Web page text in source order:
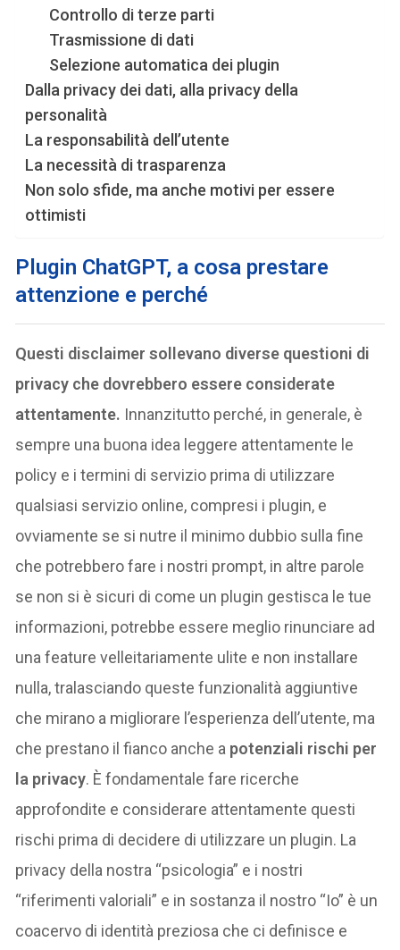
Controllo di terze parti
Trasmissione di dati
Selezione automatica dei plugin
Dalla privacy dei dati, alla privacy della
personalità
La responsabilità dell’utente
La necessità di trasparenza
Non solo sfide, ma anche motivi per essere
ottimisti
Plugin ChatGPT, a cosa prestare
attenzione e perché
Questi disclaimer sollevano diverse questioni di
privacy che dovrebbero essere considerate
attentamente. Innanzitutto perché, in generale, è
sempre una buona idea leggere attentamente le
policy e i termini di servizio prima di utilizzare
qualsiasi servizio online, compresi i plugin, e
ovviamente se si nutre il minimo dubbio sulla fine
che potrebbero fare i nostri prompt, in altre parole
se non si è sicuri di come un plugin gestisca le tue
informazioni, potrebbe essere meglio rinunciare ad
una feature velleitariamente ulite e non installare
nulla, tralasciando queste funzionalità aggiuntive
che mirano a migliorare l’esperienza dell’utente, ma
che prestano il fianco anche a potenziali rischi per
la privacy. È fondamentale fare ricerche
approfondite e considerare attentamente questi
rischi prima di decidere di utilizzare un plugin. La
privacy della nostra “psicologia” e i nostri
“riferimenti valoriali” e in sostanza il nostro “Io” è un
coacervo di identità preziosa che ci definisce e